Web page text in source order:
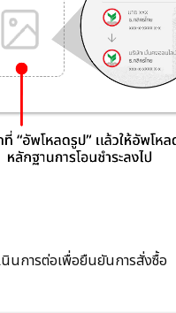
นการต่อเพื่อยืนยันการสั่งซื้อ